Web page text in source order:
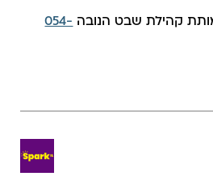
קהילת שבט הנובה 054-